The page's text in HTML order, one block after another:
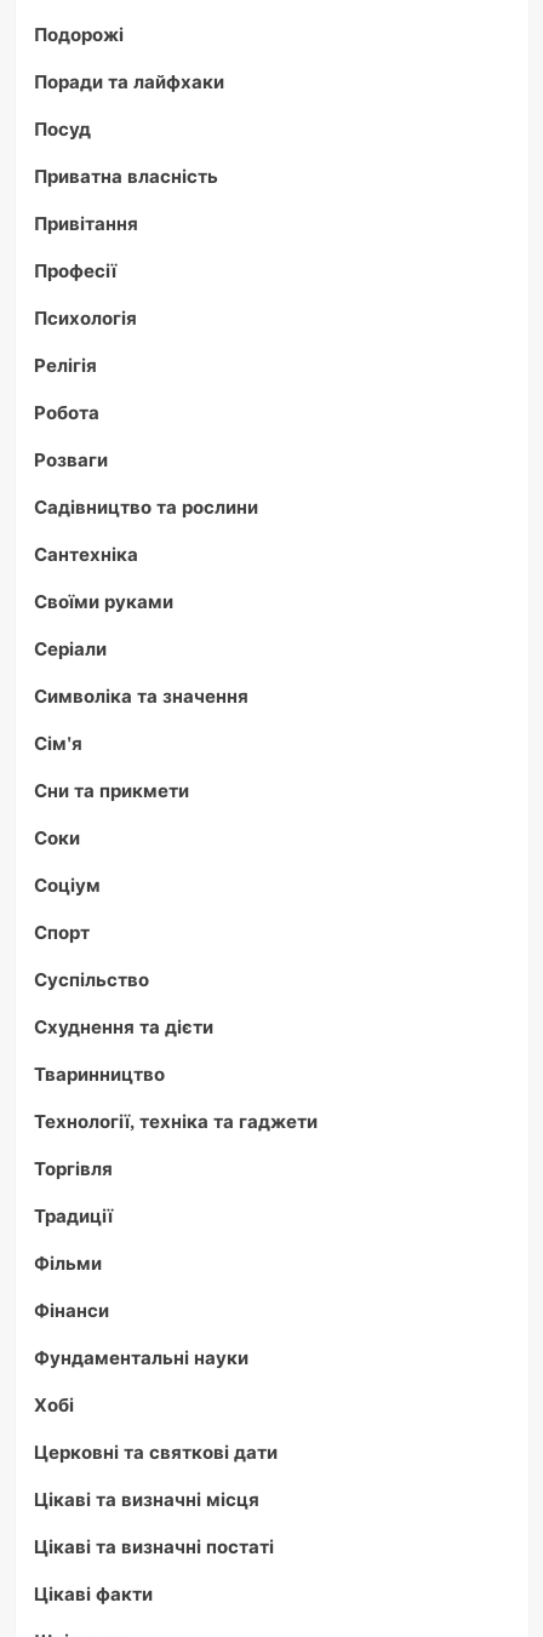
Подорожі
Поради та лайфхаки
Посуд
Приватна власність
Привітання
Професії
Психологія
Релігія
Робота
Розваги
Садівництво та рослини
Сантехніка
Своїми руками
Серіали
Символіка та значення
Сім'я
Сни та прикмети
Соки
Соціум
Спорт
Суспільство
Схуднення та дієти
Тваринництво
Технології, техніка та гаджети
Торгівля
Традиції
Фільми
Фінанси
Фундаментальні науки
Хобі
Церковні та святкові дати
Цікаві та визначні місця
Цікаві та визначні постаті
Цікаві факти